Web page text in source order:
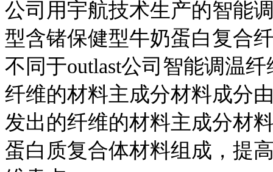
公司用宇航技术生产的智能
型含锗保健型牛奶蛋白复合
不同于outlast公司智能调温
纤维的材料主成分材料成分
发出的纤维的材料主成分材
蛋白质复合体材料组成，提